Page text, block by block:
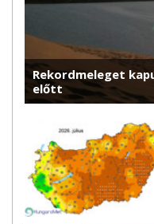
Rekordmeleget
előtt